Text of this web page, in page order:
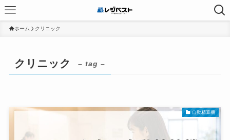
ホーム クリニック
クリニック – tag –
自動精算機